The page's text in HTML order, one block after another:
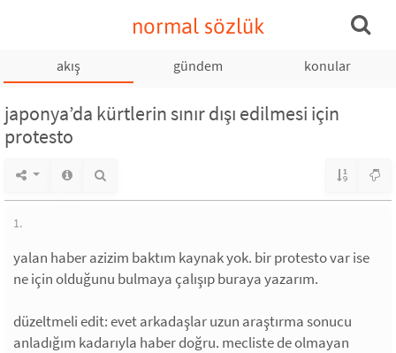
normal sözlük
akış gündem konular
japonya’da kürtlerin sınır dışı edilmesi için
protesto
1.
yalan haber azizim baktım kaynak yok. bir protesto var ise
ne için olduğunu bulmaya çalışıp buraya yazarım.
düzeltmeli edit: evet arkadaşlar uzun araştırma sonucu
anladığım kadarıyla haber doğru. mecliste de olmayan